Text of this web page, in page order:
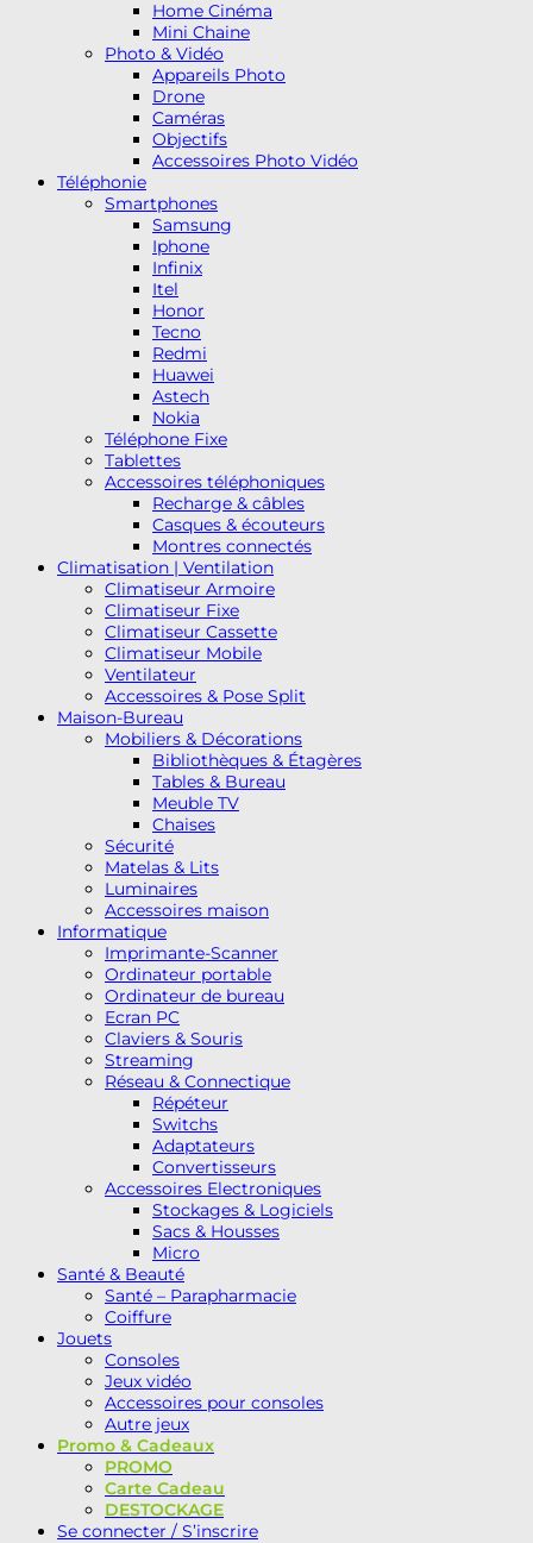
Home Cinéma
Mini Chaine
Photo & Vidéo
Appareils Photo
Drone
Caméras
Objectifs
Accessoires Photo Vidéo
Téléphonie
Smartphones
Samsung
Iphone
Infinix
Itel
Honor
Tecno
Redmi
Huawei
Astech
Nokia
Téléphone Fixe
Tablettes
Accessoires téléphoniques
Recharge & câbles
Casques & écouteurs
Montres connectés
Climatisation | Ventilation
Climatiseur Armoire
Climatiseur Fixe
Climatiseur Cassette
Climatiseur Mobile
Ventilateur
Accessoires & Pose Split
Maison-Bureau
Mobiliers & Décorations
Bibliothèques & Étagères
Tables & Bureau
Meuble TV
Chaises
Sécurité
Matelas & Lits
Luminaires
Accessoires maison
Informatique
Imprimante-Scanner
Ordinateur portable
Ordinateur de bureau
Ecran PC
Claviers & Souris
Streaming
Réseau & Connectique
Répéteur
Switchs
Adaptateurs
Convertisseurs
Accessoires Electroniques
Stockages & Logiciels
Sacs & Housses
Micro
Santé & Beauté
Santé – Parapharmacie
Coiffure
Jouets
Consoles
Jeux vidéo
Accessoires pour consoles
Autre jeux
Promo & Cadeaux
PROMO
Carte Cadeau
DESTOCKAGE
Se connecter / S’inscrire